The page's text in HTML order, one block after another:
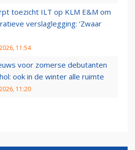
toezicht ILT op KLM E&M om
verslaglegging: ‘Zwaar
11:54
voor zomerse debutanten
ook in de winter alle ruimte
11:20